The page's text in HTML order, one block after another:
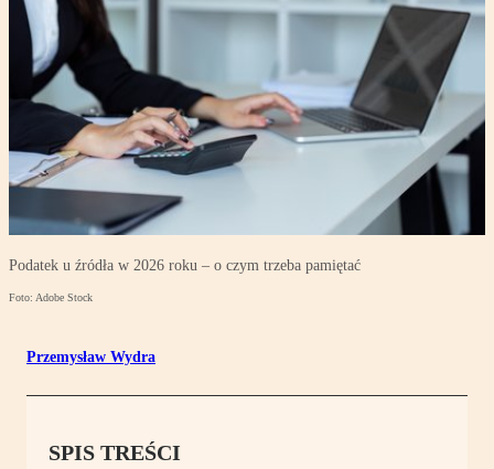
Podatek u źródła w 2026 roku – o czym trzeba pamiętać
Foto: Adobe Stock
Przemysław Wydra
SPIS TREŚCI